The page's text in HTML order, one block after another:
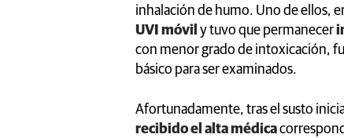
inhalación de humo. Uno de ellos,
UVI móvil y tuvo que permanecer
con menor grado de intoxicación,
básico para ser examinados.
Afortunadamente, tras el susto
recibido el alta médica